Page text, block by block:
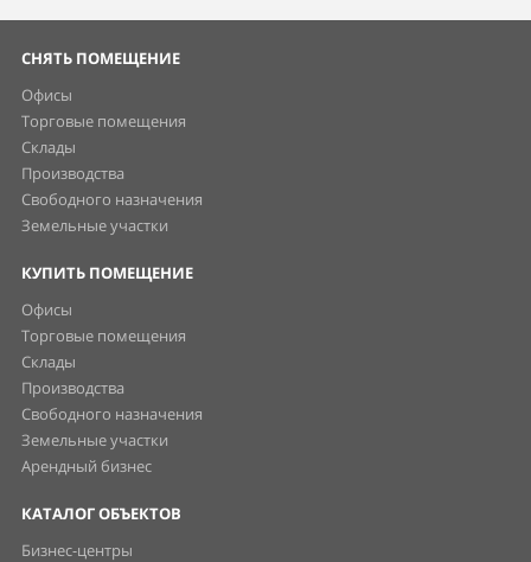
СНЯТЬ ПОМЕЩЕНИЕ
Офисы
Торговые помещения
Склады
Производства
Свободного назначения
Земельные участки
КУПИТЬ ПОМЕЩЕНИЕ
Офисы
Торговые помещения
Склады
Производства
Свободного назначения
Земельные участки
Арендный бизнес
КАТАЛОГ ОБЪЕКТОВ
Бизнес-центры